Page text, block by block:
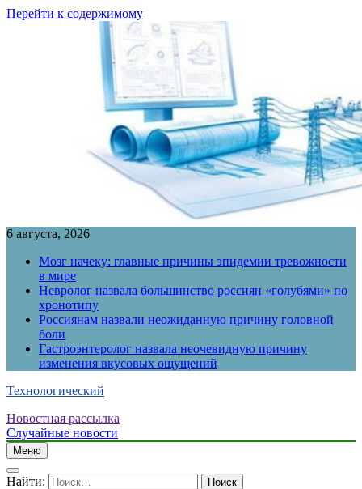
Перейти к содержимому
6 августа, 2026
Мозг начеку: главные причины эпидемии тревожности
в мире
Невролог назвала большинство россиян «голубями» по
хронотипу
Россиянам назвали неожиданную причину головной
боли
Гастроэнтеролог назвала неочевидную причину
изменения вкусовых ощущений
Технологический
Новостная рассылка
Случайные новости
Меню
Найти: